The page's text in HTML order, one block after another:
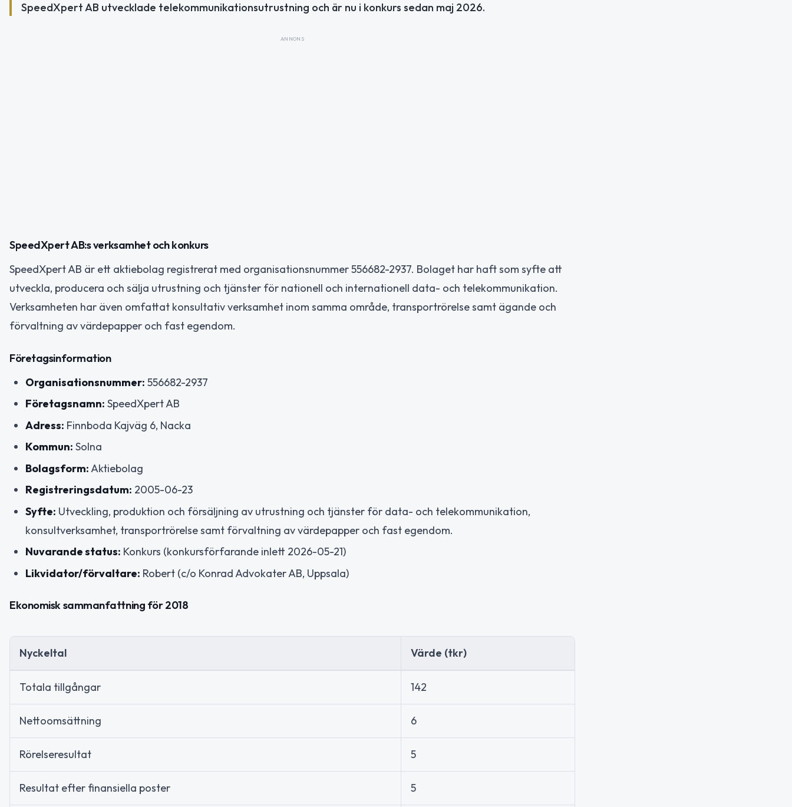
SpeedXpert AB utvecklade telekommunikationsutrustning och är nu i konkurs sedan maj 2026.
ANNONS
SpeedXpert AB:s verksamhet och konkurs
SpeedXpert AB är ett aktiebolag registrerat med organisationsnummer 556682-2937. Bolaget har haft som syfte att
utveckla, producera och sälja utrustning och tjänster för nationell och internationell data- och telekommunikation.
Verksamheten har även omfattat konsultativ verksamhet inom samma område, transportrörelse samt ägande och
förvaltning av värdepapper och fast egendom.
Företagsinformation
Organisationsnummer: 556682-2937
Företagsnamn: SpeedXpert AB
Adress: Finnboda Kajväg 6, Nacka
Kommun: Solna
Bolagsform: Aktiebolag
Registreringsdatum: 2005-06-23
Syfte: Utveckling, produktion och försäljning av utrustning och tjänster för data- och telekommunikation,
konsultverksamhet, transportrörelse samt förvaltning av värdepapper och fast egendom.
Nuvarande status: Konkurs (konkursförfarande inlett 2026-05-21)
Likvidator/förvaltare: Robert (c/o Konrad Advokater AB, Uppsala)
Ekonomisk sammanfattning för 2018
Nyckeltal Värde (tkr)
Totala tillgångar 142
Nettoomsättning 6
Rörelseresultat 5
Resultat efter finansiella poster 5